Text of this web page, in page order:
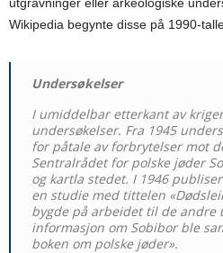
Wikipedia begynte disse på 1990-
Undersøkelser
I umiddelbar etterkant av
undersøkelser. Fra 1945
for påtale av forbrytelser mot
Sentralrådet for polske jøder
og kartla stedet. I 1946
en studie med tittelen
bygde på arbeidet til de andre
informasjon om Sobibor ble
boken om polske jøder».